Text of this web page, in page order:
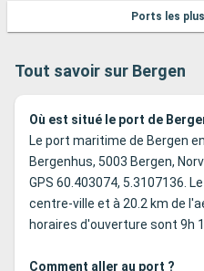
Ports les
Tout savoir sur Bergen
Où est situé le port de
Le port maritime de Bergen
Bergenhus, 5003 Bergen,
GPS 60.403074, 5.3107136.
centre-ville et à 20.2 km de
horaires d'ouverture sont 9h
Comment aller au port ?